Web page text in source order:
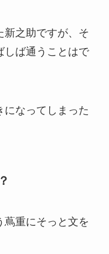
新之助ですが、そ
しば通うことはで
になってしまった
蔦重にそっと文を